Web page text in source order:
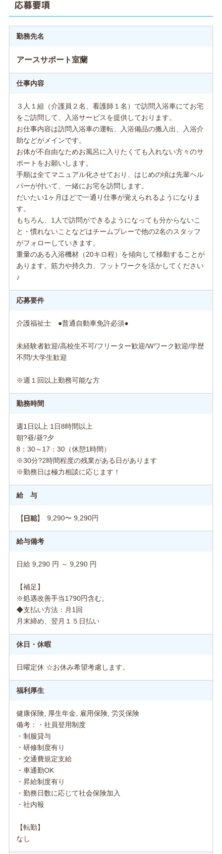
応募要項
勤務先名
アースサポート室蘭
仕事内容
３人１組（介護員２名、看護師１名）で訪問入浴車にてお宅
をご訪問して、入浴サービスを提供しております。
お仕事内容は訪問入浴車の運転、入浴備品の搬入出、入浴介
助などがメインです。
お体が不自由なためお風呂に入りたくても入れない方々のサ
ポートをお願いします。
手順は全てマニュアル化させており、はじめの頃は先輩ヘル
パーが付いて、一緒にお宅を訪問します。
だいたい1ヶ月ほどで一通り仕事が覚えられるようになりま
す。
もちろん、1人で訪問ができるようになっても分からないこ
と・慣れないことなどはチームプレーで他の2名のスタッフ
がフォローしていきます。
重量のある入浴機材（20キロ程）を傾向して移動することが
あります。筋力や持久力、フットワークを活かしてください
♪
応募要件
介護福祉士 ●普通自動車免許必須●
未経験者歓迎/高校生不可/フリーター歓迎/Wワーク歓迎/学歴
不問/大学生歓迎
※週１回以上勤務可能な方
勤務時間
週1日以上 1日8時間以上
朝?昼/昼?夕
8：30～17：30（休憩1時間）
※30分?2時間程度の残業がある日があります
※勤務日は極力相談に応じます！
給 与
【日給】 9,290〜 9,290円
給与備考
日給 9,290 円 ～ 9,290 円
【補足】
※処遇改善手当1790円含む。
◆支払い方法：月1回
月末締め、翌月１５日払い
休日・休暇
日曜定休 ☆お休み希望考慮します。
福利厚生
健康保険, 厚生年金, 雇用保険, 労災保険
備考：・社員登用制度
・制服貸与
・研修制度有り
・交通費規定支給
・車通勤OK
・昇給制度有り
・勤務日数に応じて社会保険加入
・社内報
【転勤】
なし